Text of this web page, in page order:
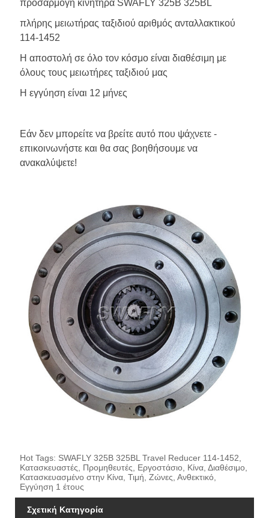
προσαρμογή κινητήρα SWAFLY 325B 325BL
πλήρης μειωτήρας ταξιδιού αριθμός ανταλλακτικού
114-1452
Η αποστολή σε όλο τον κόσμο είναι διαθέσιμη με
όλους τους μειωτήρες ταξιδιού μας
Η εγγύηση είναι 12 μήνες
Εάν δεν μπορείτε να βρείτε αυτό που ψάχνετε -
επικοινωνήστε και θα σας βοηθήσουμε να
ανακαλύψετε!
Hot Tags: SWAFLY 325B 325BL Travel Reducer 114-1452,
Κατασκευαστές, Προμηθευτές, Εργοστάσιο, Κίνα, Διαθέσιμο,
Κατασκευασμένο στην Κίνα, Τιμή, Ζώνες, Ανθεκτικό,
Εγγύηση 1 έτους
Σχετική Κατηγορία